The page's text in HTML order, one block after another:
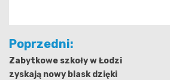
Nawigacja
wpisu
Poprzedni:
Zabytkowe szkoły w Łodzi
zyskają nowy blask dzięki